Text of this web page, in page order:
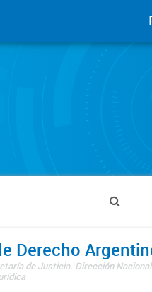
Derecho
de Justicia. Dirección